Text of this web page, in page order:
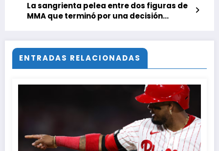
La sangrienta pelea entre dos figuras de
MMA que terminó por una decisión
ENTRADAS RELACIONADAS